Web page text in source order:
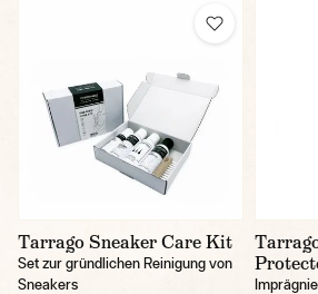
Tarrago Sneaker Care Kit
Set zur gründlichen Reinigung von
Sneakers